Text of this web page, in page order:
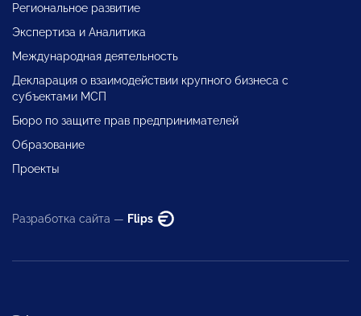
Региональное развитие
Экспертиза и Аналитика
Международная деятельность
Декларация о взаимодействии крупного бизнеса с
субъектами МСП
Бюро по защите прав предпринимателей
Образование
Проекты
Разработка сайта — Flips